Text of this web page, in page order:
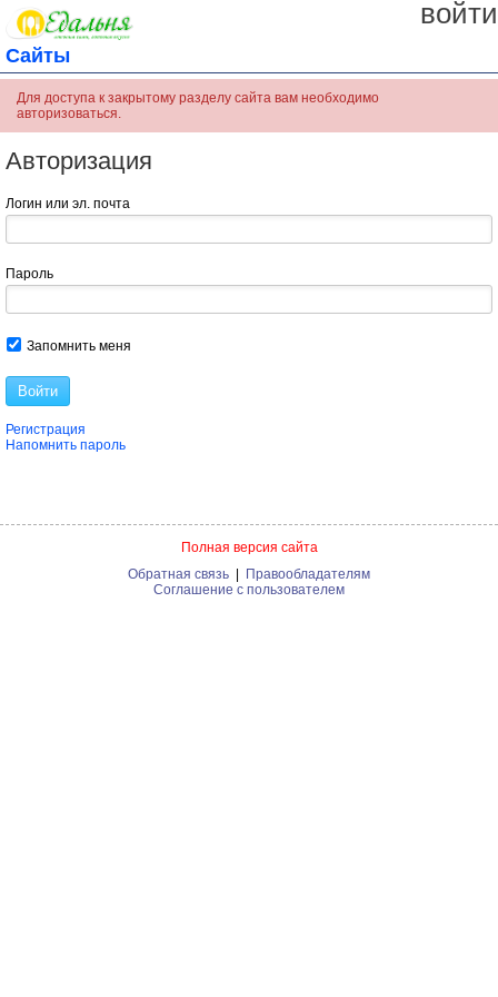
войти
Сайты
Для доступа к закрытому разделу сайта вам необходимо
авторизоваться.
Авторизация
Логин или эл. почта
Пароль
Запомнить меня
Войти
Регистрация
Напомнить пароль
Полная версия сайта
Обратная связь
Правообладателям
Соглашение с пользователем